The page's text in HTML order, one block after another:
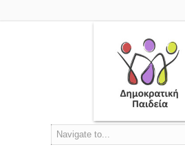
Navigate to...